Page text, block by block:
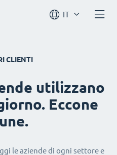
IT
CLIENTI
utilizzano
Eccone
le aziende di ogni settore e